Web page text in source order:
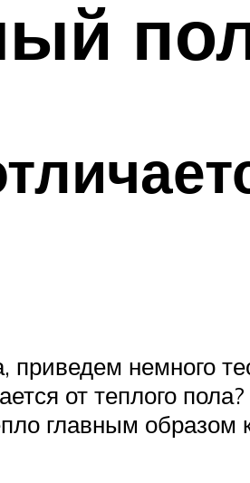
приведем немного
от теплого
главным образом